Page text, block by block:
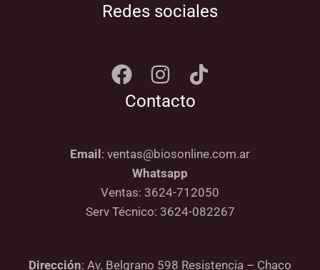
Redes sociales
Contacto
Email : ventas@biosonline.com.ar
Whatsapp
Ventas: 3624-712050
Serv Técnico: 3624-082267
Dirección: Av. Belgrano 598 Resistencia – Chaco